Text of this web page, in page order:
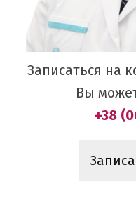
Записаться на
Вы
+38